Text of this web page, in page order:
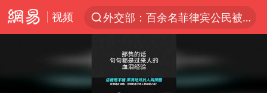
视频
外交部：百余名菲律宾公民被依法处理
台湾不是国家不存在“国格”